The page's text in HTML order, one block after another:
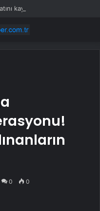
kaybetti
0 0